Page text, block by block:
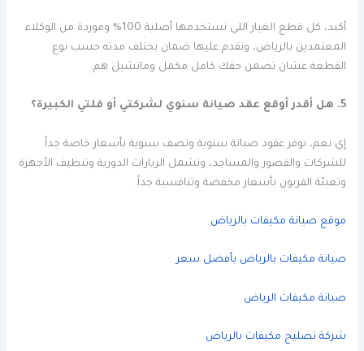
أكيد، كل قطع الغيار اللي نستخدمها أصلية 100% وموردة من الوكلاء
المعتمدين بالرياض، ونقدم عليها ضمان يختلف مدته حسب نوع
القطعة عشان تضمن حقك كامل مكمل وماتشيل هم.
5. هل أقدر أوقع عقد صيانة سنوي لشركتي أو فلتي الكبيرة؟
إي نعم، نوفر عقود صيانة سنوية ونصف سنوية بأسعار خاصة جداً
للشركات والقصور والمساجد، وتشمل الزيارات الدورية وتنظيف الأجهزة
وتعبئة الفريون بأسعار مخفضة وتنافسية جداً.
موقع صيانة مكيفات بالرياض
صيانة مكيفات بالرياض بأفضل سعر
صيانة مكيفات الرياض
شركة تصليح مكيفات بالرياض